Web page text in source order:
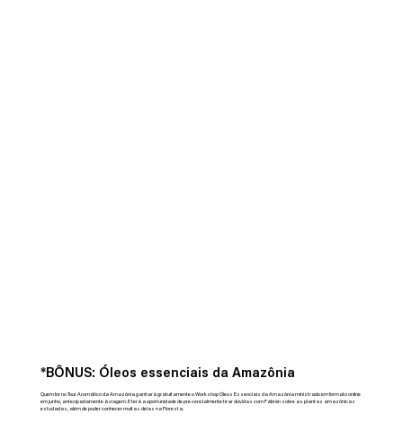
*BÔNUS: Óleos essenciais da Amazônia
Quem for no Tour Aromático da Amazônia ganhará gratuitamente o Workshop Óleos Essenciais da Amazônia ministrado em formato online
em junho, antecipadamente à viagem. E terá a oportunidade de presencialmente tirar dúvidas com Fábián sobre as plantas amazônicas
estudadas, além de poder conhecer muitas delas na Floresta.